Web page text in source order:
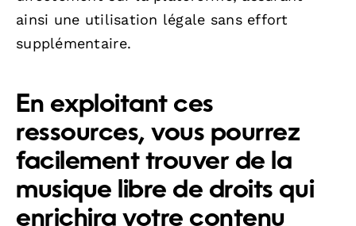
ainsi une utilisation légale sans effort
supplémentaire.
En exploitant ces
ressources, vous pourrez
facilement trouver de la
musique libre de droits qui
enrichira votre contenu